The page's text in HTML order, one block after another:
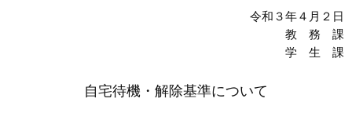
令和３年４月２日
教 務 課
学 生 課
自宅待機・解除基準について